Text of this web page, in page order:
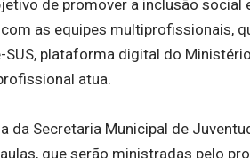
de promover a inclusão social
as equipes multiprofissionais,
plataforma digital do
atua.
Secretaria Municipal de
que serão ministradas pelo